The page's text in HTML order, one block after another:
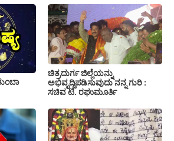
ಚಿತ್ರದುರ್ಗ ಜಿಲ್ಲೆಯನ್ನು
ಅಭಿವೃದ್ದಿಪಡಿಸುವುದು ನನ್ನ ಗುರಿ :
ಸಚಿವ ಟಿ. ರಘುಮೂರ್ತಿ